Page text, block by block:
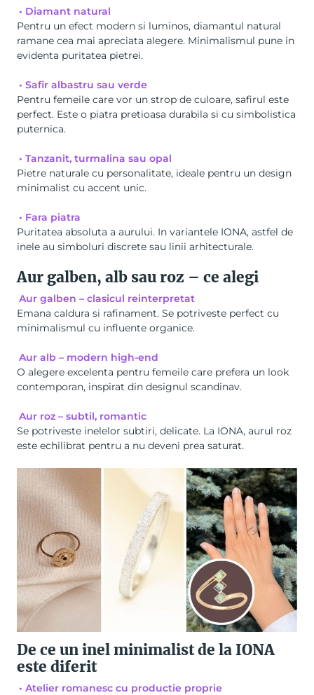
• Diamant natural
Pentru un efect modern si luminos, diamantul natural
ramane cea mai apreciata alegere. Minimalismul pune in
evidenta puritatea pietrei.
• Safir albastru sau verde
Pentru femeile care vor un strop de culoare, safirul este
perfect. Este o piatra pretioasa durabila si cu simbolistica
puternica.
• Tanzanit, turmalina sau opal
Pietre naturale cu personalitate, ideale pentru un design
minimalist cu accent unic.
• Fara piatra
Puritatea absoluta a aurului. In variantele IONA, astfel de
inele au simboluri discrete sau linii arhitecturale.
Aur galben, alb sau roz – ce alegi
Aur galben – clasicul reinterpretat
Emana caldura si rafinament. Se potriveste perfect cu
minimalismul cu influente organice.
Aur alb – modern high-end
O alegere excelenta pentru femeile care prefera un look
contemporan, inspirat din designul scandinav.
Aur roz – subtil, romantic
Se potriveste inelelor subtiri, delicate. La IONA, aurul roz
este echilibrat pentru a nu deveni prea saturat.
De ce un inel minimalist de la IONA
este diferit
• Atelier romanesc cu productie proprie